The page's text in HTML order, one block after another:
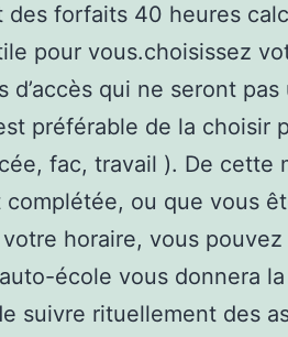
des forfaits 40 heures
pour vous.choisissez
d’accès qui ne seront
préférable de la choisir
fac, travail ). De cette
ou que vous
horaire, vous
école vous donnera
suivre rituellement des